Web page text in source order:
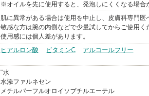
※オイルを先に使用すると、発泡しにくくなる場合
肌に異常がある場合は使用を中止し、皮膚科専門医
敏感な方は腕の内側などで少量試してからご使用く
使用感には個人差があります。
ヒアルロン酸 ビタミンC アルコールフリー
"水
水添ファルネセン
メチルパーフルオロイソブチルエーテル